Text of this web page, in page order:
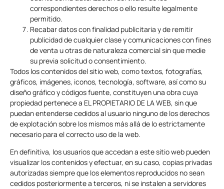
correspondientes derechos o ello resulte legalmente
permitido.
Recabar datos con finalidad publicitaria y de remitir
publicidad de cualquier clase y comunicaciones con fines
de venta u otras de naturaleza comercial sin que medie
su previa solicitud o consentimiento.
Todos los contenidos del sitio web, como textos, fotografías,
gráficos, imágenes, iconos, tecnología, software, así como su
diseño gráfico y códigos fuente, constituyen una obra cuya
propiedad pertenece a EL PROPIETARIO DE LA WEB, sin que
puedan entenderse cedidos al usuario ninguno de los derechos
de explotación sobre los mismos más allá de lo estrictamente
necesario para el correcto uso de la web.
En definitiva, los usuarios que accedan a este sitio web pueden
visualizar los contenidos y efectuar, en su caso, copias privadas
autorizadas siempre que los elementos reproducidos no sean
cedidos posteriormente a terceros, ni se instalen a servidores